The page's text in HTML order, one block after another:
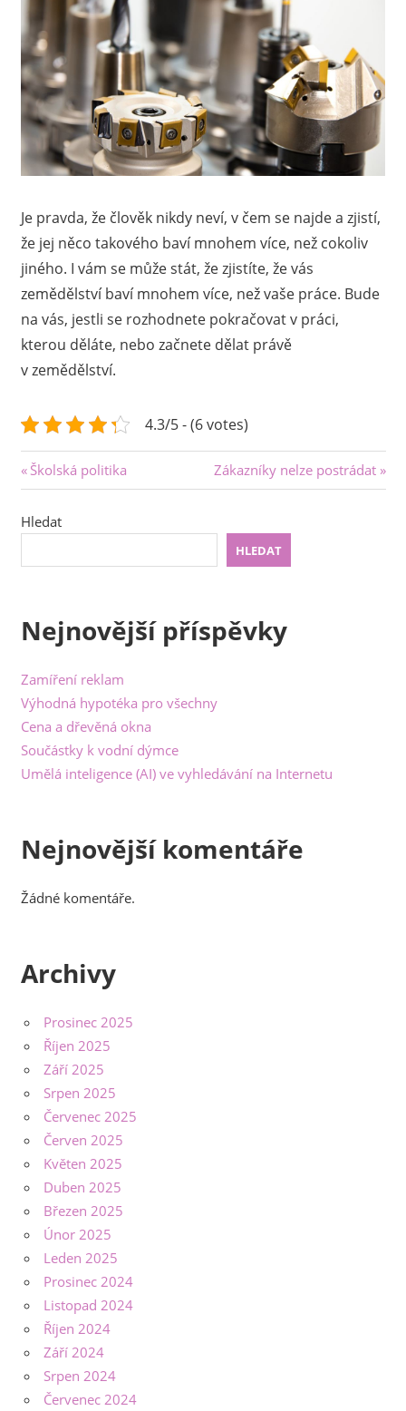
Je pravda, že člověk nikdy neví, v čem se najde a zjistí,
že jej něco takového baví mnohem více, než cokoliv
jiného. I vám se může stát, že zjistíte, že vás
zemědělství baví mnohem více, než vaše práce. Bude
na vás, jestli se rozhodnete pokračovat v práci,
kterou děláte, nebo začnete dělat právě
v zemědělství.
4.3/5 - (6 votes)
Navigace
pro
příspěvek
Previous
Post:
Školská politika
Next
Post:
Zákazníky nelze postrádat
Hledat
HLEDAT
Nejnovější příspěvky
Zamíření reklam
Výhodná hypotéka pro všechny
Cena a dřevěná okna
Součástky k vodní dýmce
Umělá inteligence (AI) ve vyhledávání na Internetu
Nejnovější komentáře
Žádné komentáře.
Archivy
Prosinec 2025
Říjen 2025
Září 2025
Srpen 2025
Červenec 2025
Červen 2025
Květen 2025
Duben 2025
Březen 2025
Únor 2025
Leden 2025
Prosinec 2024
Listopad 2024
Říjen 2024
Září 2024
Srpen 2024
Červenec 2024